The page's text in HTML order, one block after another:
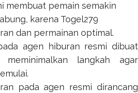
membuat pemain semakin
karena Togel279
dan permainan optimal.
agen hiburan resmi dibuat
meminimalkan langkah agar
pada agen resmi dirancang